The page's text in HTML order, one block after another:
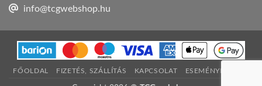
info@tcgwebshop.hu
FŐOLDAL FIZETÉS, SZÁLLÍTÁS KAPCSOLAT ESEMÉNYNAPTÁR